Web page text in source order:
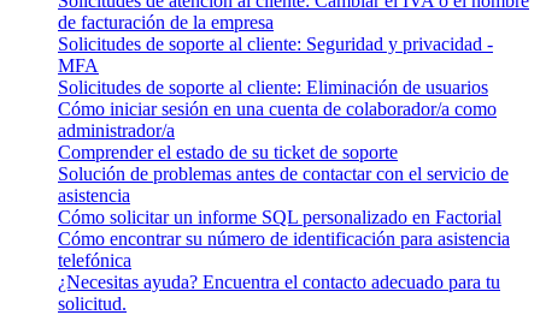
de facturación de la empresa
Solicitudes de soporte al cliente: Seguridad y privacidad -
MFA
Solicitudes de soporte al cliente: Eliminación de usuarios
Cómo iniciar sesión en una cuenta de colaborador/a como
administrador/a
Comprender el estado de su ticket de soporte
Solución de problemas antes de contactar con el servicio de
asistencia
Cómo solicitar un informe SQL personalizado en Factorial
Cómo encontrar su número de identificación para asistencia
telefónica
¿Necesitas ayuda? Encuentra el contacto adecuado para tu
solicitud.